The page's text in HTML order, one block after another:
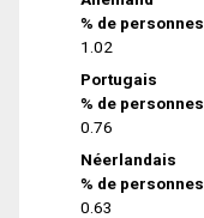
% de personnes
1.02
Portugais
% de personnes
0.76
Néerlandais
% de personnes
0.63